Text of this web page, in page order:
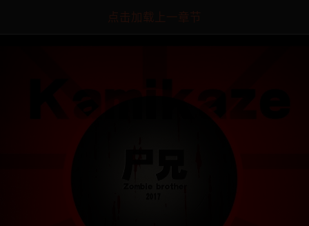
点击加载上一章节